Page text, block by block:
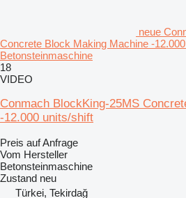
neue
Concrete Block Making Machine -
Betonsteinmaschine
18
VIDEO
Conmach BlockKing-25MS
-12.000 units/shift
Preis auf Anfrage
Vom Hersteller
Betonsteinmaschine
Zustand neu
Türkei, Tekirdağ